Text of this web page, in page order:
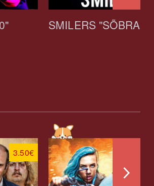
SMILERS
3.50€